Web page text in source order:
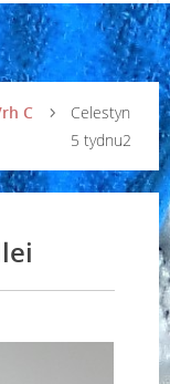
C
Celestyn
5 tydnu2